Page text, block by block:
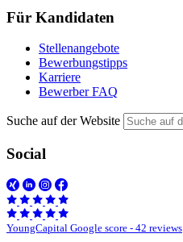
Für Kandidaten
Stellenangebote
Bewerbungstipps
Karriere
Bewerber FAQ
Suche auf der Website
Social
YoungCapital Google score - 42 reviews